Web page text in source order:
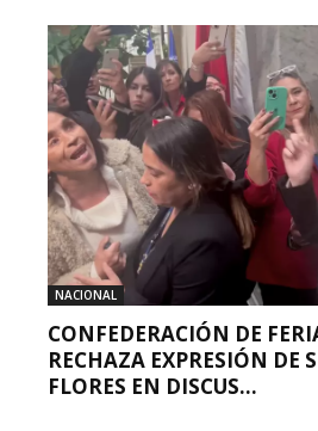
NACIONAL
CONFEDERACIÓN DE
RECHAZA EXPRESIÓN DE
FLORES EN DISCUS...